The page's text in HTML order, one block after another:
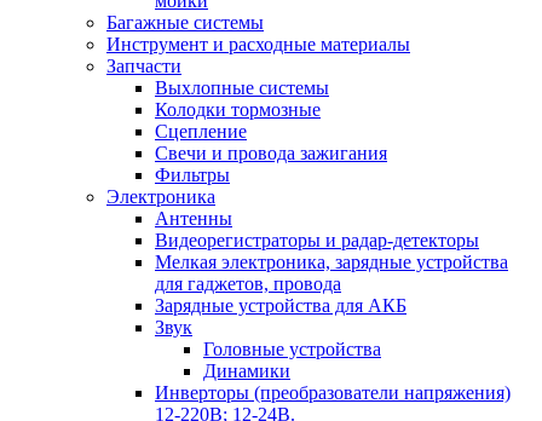
Багажные системы
Инструмент и расходные материалы
Запчасти
Выхлопные системы
Колодки тормозные
Сцепление
Свечи и провода зажигания
Фильтры
Электроника
Антенны
Видеорегистраторы и радар-детекторы
Мелкая электроника, зарядные устройства
для гаджетов, провода
Зарядные устройства для АКБ
Звук
Головные устройства
Динамики
Инверторы (преобразователи напряжения)
12-220В; 12-24В.